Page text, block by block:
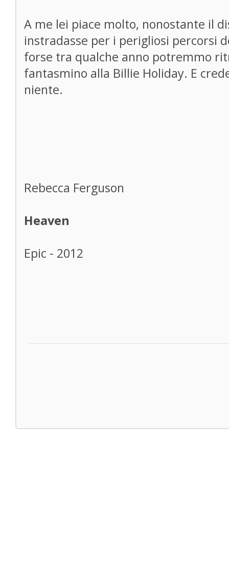
A me lei piace molto, nonostante il
instradasse per i perigliosi percorsi
forse tra qualche anno potremmo
fantasmino alla Billie Holiday. E
niente.
Rebecca Ferguson
Heaven
Epic - 2012